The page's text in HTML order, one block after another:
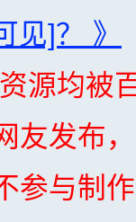
见]？ 》
源均
友发布
参与制